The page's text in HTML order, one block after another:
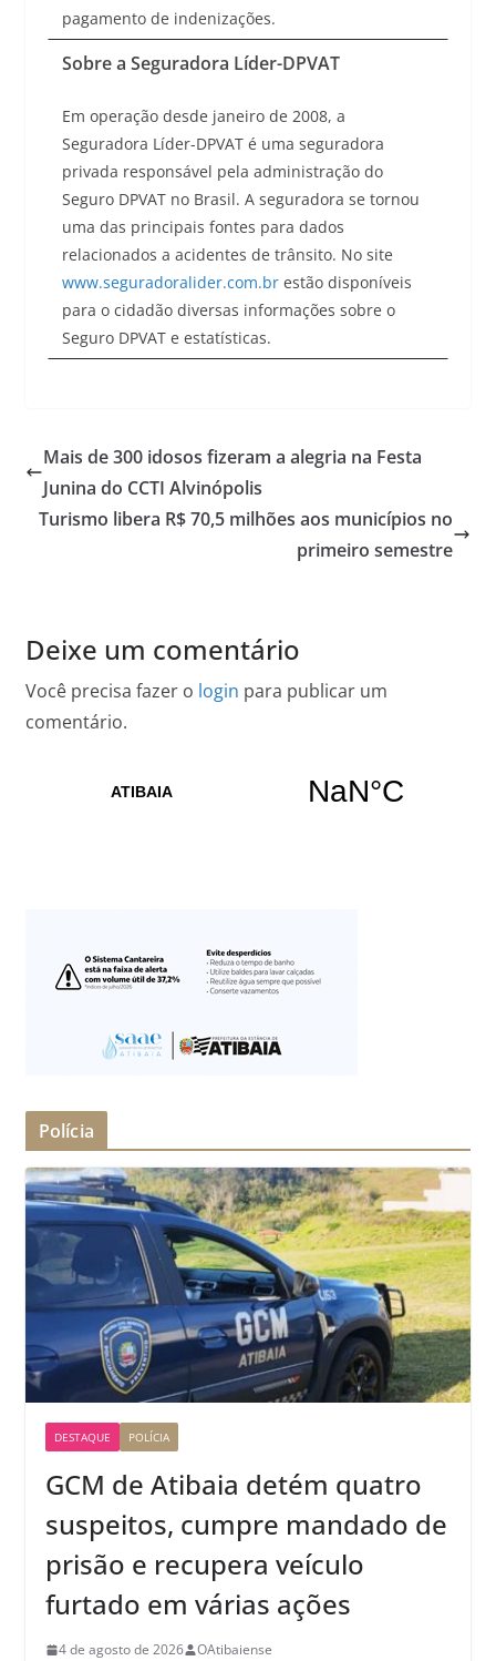
pagamento de indenizações.
Sobre a Seguradora Líder-DPVAT
Em operação desde janeiro de 2008, a
Seguradora Líder-DPVAT é uma seguradora
privada responsável pela administração do
Seguro DPVAT no Brasil. A seguradora se tornou
uma das principais fontes para dados
relacionados a acidentes de trânsito. No site
www.seguradoralider.com.brestão disponíveis
para o cidadão diversas informações sobre o
Seguro DPVAT e estatísticas.
Mais de 300 idosos fizeram a alegria na Festa
Junina do CCTI Alvinópolis
Turismo libera R$ 70,5 milhões aos municípios no
primeiro semestre
Deixe um comentário
Você precisa fazer o login para publicar um
comentário.
Polícia
DESTAQUE POLÍCIA
GCM de Atibaia detém quatro
suspeitos, cumpre mandado de
prisão e recupera veículo
furtado em várias ações
4 de agosto de 2026 OAtibaiense